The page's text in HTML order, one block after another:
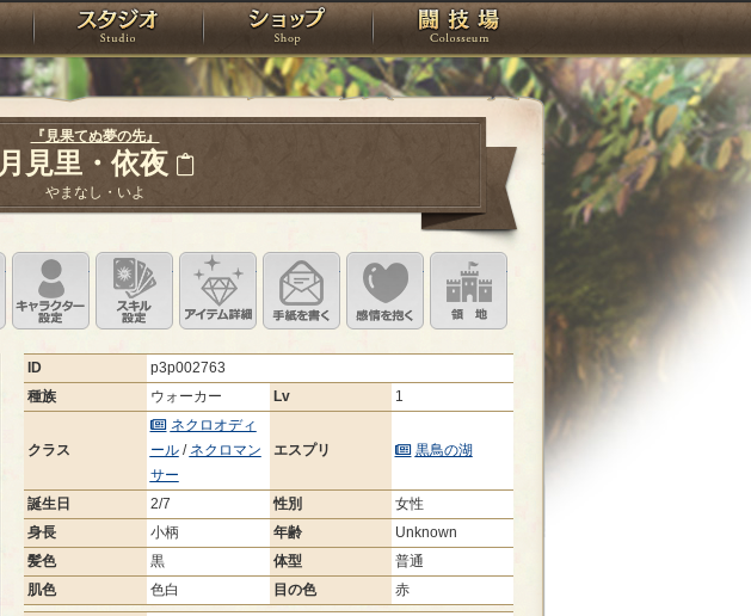
アトリエ スタジオ ショップ 闘技場
『見果てぬ夢の先』
月見里・依夜
やまなし・いよ
ステータス画像変更キャラクター設定
スキル設定 アイテム詳細手紙を書く このキャラクターに感情を抱く
ID
p3p002763
種族
ウォーカー Lv 1
クラス
ネクロオディ
ール/ ネクロマン
サー
エスプリ 黒鳥の湖
誕生日 2/7 性別
女性
身長
小柄 年齢
Unknown
髪色
黒 体型
普通
肌色
色白 目の色 赤